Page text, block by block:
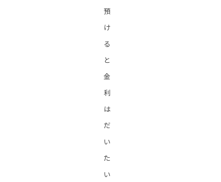
預
け
る
と
金
利
は
だ
い
た
い